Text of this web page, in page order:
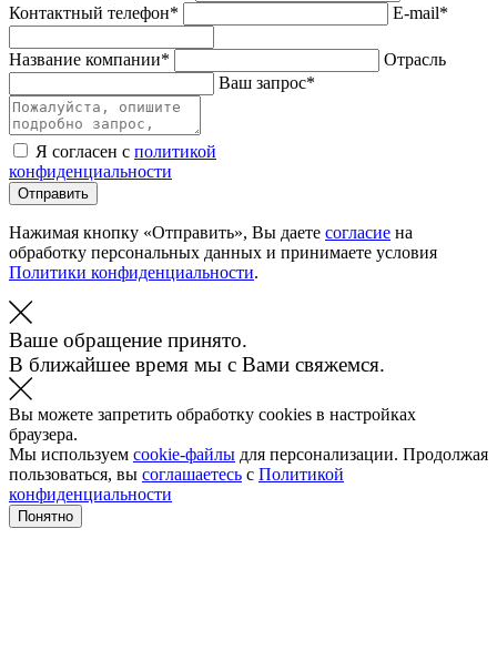
Контактный телефон*
E-mail*
Название компании*
Отрасль
Ваш запрос*
Я согласен с политикой
конфиденциальности
Отправить
Нажимая кнопку «Отправить», Вы даете согласие на
обработку персональных данных и принимаете условия
Политики конфиденциальности.
Ваше обращение принято.
В ближайшее время мы с Вами свяжемся.
Вы можете запретить обработку cookies в настройках
браузера.
Мы используем cookie-файлы для персонализации. Продолжая
пользоваться, вы соглашаетесь с Политикой
конфиденциальности
Понятно